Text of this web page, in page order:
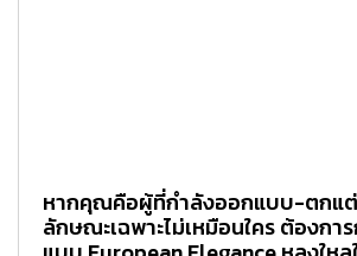
หากคุณคือผู้ที่กำลังออกแบบ-ตกแ
ลักษณะเฉพาะไม่เหมือนใคร ต้องกา